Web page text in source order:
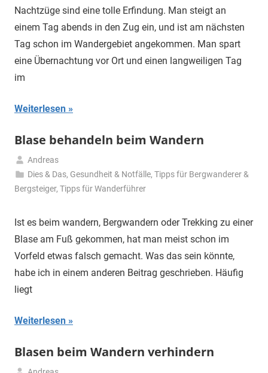
Nachtzüge sind eine tolle Erfindung. Man steigt an
einem Tag abends in den Zug ein, und ist am nächsten
Tag schon im Wandergebiet angekommen. Man spart
eine Übernachtung vor Ort und einen langweiligen Tag
im
Weiterlesen
Blase behandeln beim Wandern
2.
Mai
Andreas
Dies & Das, Gesundheit & Notfälle,Tipps für Bergwanderer &
Bergsteiger, Tipps für Wanderführer
Ist es beim wandern, Bergwandern oder Trekking zu einer
Blase am Fuß gekommen, hat man meist schon im
Vorfeld etwas falsch gemacht. Was das sein könnte,
habe ich in einem anderen Beitrag geschrieben. Häufig
liegt
Weiterlesen
Blasen beim Wandern verhindern